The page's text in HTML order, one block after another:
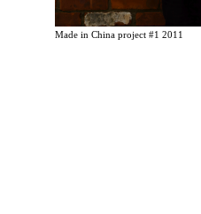
Made in China project #1 2011